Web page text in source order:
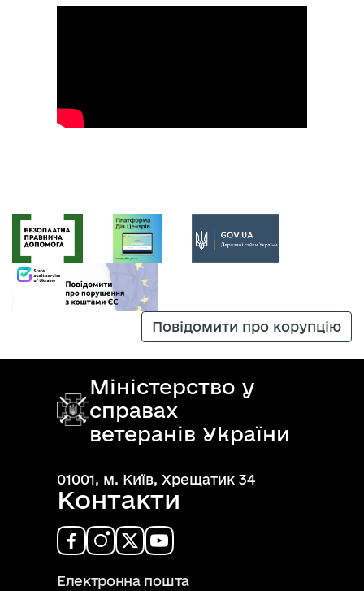
Повідомити про корупцію
Міністерство у
справах
ветеранів України
01001, м. Київ, Хрещатик 34
Контакти
Електронна пошта